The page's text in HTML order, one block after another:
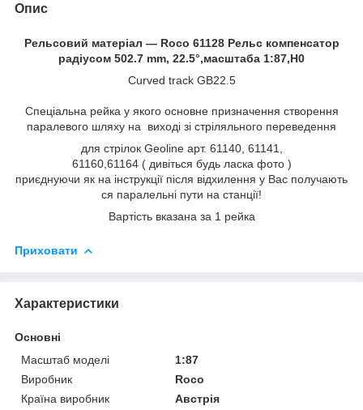
Опис
Рельсовий матеріал — Roco 61128 Рельс компенсатор
радіусом 502.7 mm, 22.5°,масштаба 1:87,H0
Curved track GB22.5
Спеціальна рейка у якого основне призначення створення
паралевого шляху на виході зі стріляльного переведення
для стрілок Geoline арт. 61140, 61141,
61160,61164 ( дивіться будь ласка фото )
приєднуючи як на інструкції після відхилення у Вас получають
ся паралельні пути на станції!
Вартість вказана за 1 рейка
Приховати
Характеристики
Основні
Масштаб моделі
1:87
Виробник
Roco
Країна виробник
Австрія